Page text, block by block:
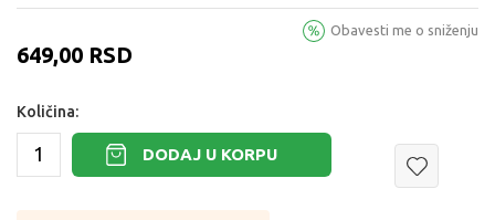
649,00 RSD
Obavesti me o sniženju
Količina:
DODAJ U KORPU